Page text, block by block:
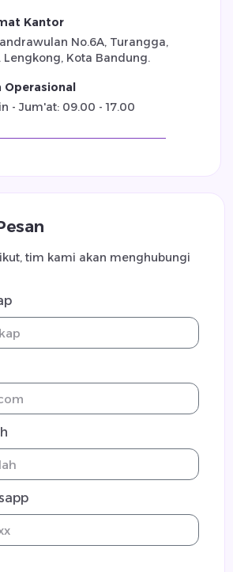
Kantor
No.6A, Turangga,
Lengkong, Kota Bandung.
Operasional
- Jum'at: 09.00 - 17.00
tim kami akan menghubungi